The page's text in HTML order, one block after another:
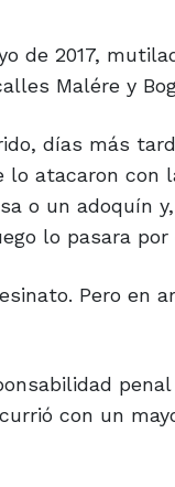
de 2017,
Malére y
días más
lo atacaron
o un adoquín
lo pasara por
Pero en
con un